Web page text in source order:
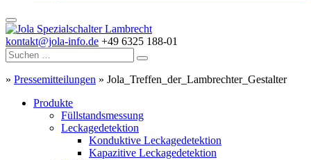
kontakt@jola-info.de +49 6325 188-01
» Pressemitteilungen » Jola_Treffen_der_Lambrechter_Gestalter
Produkte
Füllstandsmessung
Leckagedetektion
Konduktive Leckagedetektion
Kapazitive Leckagedetektion